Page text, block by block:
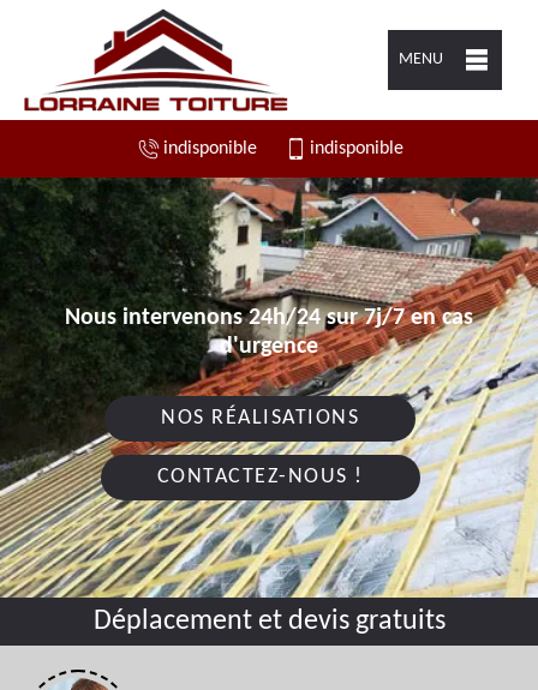
MENU
indisponible indisponible
Nous intervenons 24h/24 sur 7j/7 en cas
d'urgence
NOS RÉALISATIONS
CONTACTEZ-NOUS !
Déplacement et devis gratuits